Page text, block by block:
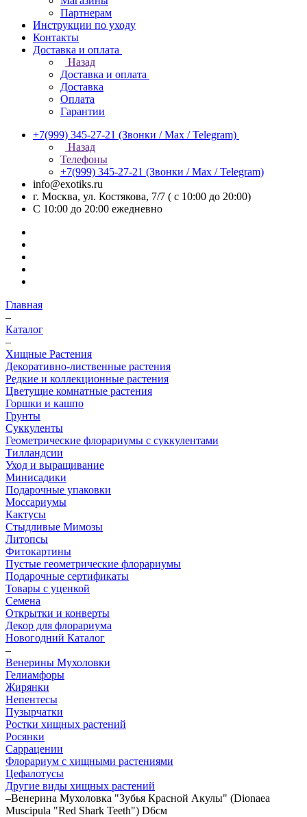
Партнерам
Инструкции по уходу
Контакты
Доставка и оплата
Назад
Доставка и оплата
Доставка
Оплата
Гарантии
+7(999) 345-27-21 (Звонки / Max / Telegram)
Назад
Телефоны
+7(999) 345-27-21 (Звонки / Max / Telegram)
info@exotiks.ru
г. Москва, ул. Костякова, 7/7 ( с 10:00 до 20:00)
С 10:00 до 20:00 ежедневно
Главная
–
Каталог
–
Хищные Растения
Декоративно-лиственные растения
Редкие и коллекционные растения
Цветущие комнатные растения
Горшки и кашпо
Грунты
Суккуленты
Геометрические флорариумы с суккулентами
Тилландсии
Уход и выращивание
Минисадики
Подарочные упаковки
Моссариумы
Кактусы
Стыдливые Мимозы
Литопсы
Фитокартины
Пустые геометрические флорариумы
Подарочные сертификаты
Товары с уценкой
Семена
Открытки и конверты
Декор для флорариума
Новогодний Каталог
–
Венерины Мухоловки
Гелиамфоры
Жирянки
Непентесы
Пузырчатки
Ростки хищных растений
Росянки
Саррацении
Флорариум с хищными растениями
Цефалотусы
Другие виды хищных растений
–Венерина Мухоловка "Зубья Красной Акулы" (Dionaea
Muscipula "Red Shark Teeth") D6см